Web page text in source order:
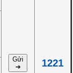
Gửi
➔
1221